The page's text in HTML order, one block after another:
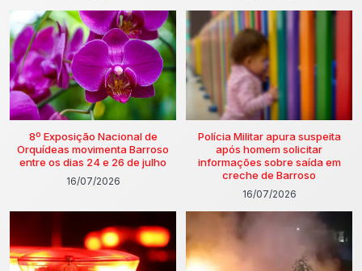
8º Exposição Nacional de
Orquídeas movimenta Barroso
entre os dias 24 e 26 de julho
16/07/2026
Polícia Militar apura suspeita
após homem solicitar
informações sobre saída em
creche de Barroso
16/07/2026